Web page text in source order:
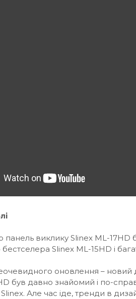
панель виклику Slinex ML-17HD
Slinex ML-15HD і
оновлення – новий
був давно знайомий і по-
Але час іде, тренди в